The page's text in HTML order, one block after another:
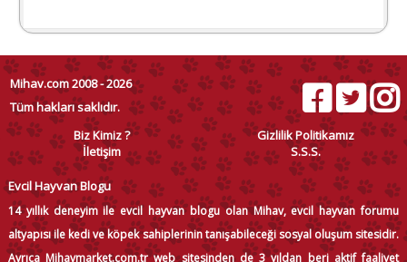
Mihav.com 2008 - 2026
Tüm hakları saklıdır.
Biz Kimiz ?
Gizlilik Politikamız
İletişim
S.S.S.
Evcil Hayvan Blogu
14 yıllık deneyim ile evcil hayvan blogu olan Mihav, evcil hayvan forumu
altyapısı ile kedi ve köpek sahiplerinin tanışabileceği sosyal oluşum sitesidir.
Ayrıca Mihavmarket.com.tr web sitesinden de 3 yıldan beri aktif faaliyet